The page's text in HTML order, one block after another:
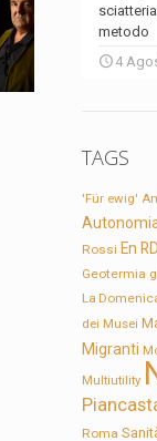
metodo
4
TAGS
'Für ewig'
Rossi En
Geotermia
La
dei Musei
Migranti
Multiutility
Roma